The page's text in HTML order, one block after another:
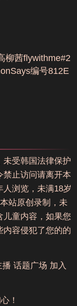
柳茜flywithme#2
编号812E
未受韩国法律保护
禁止访问请离开本
浏览，未满18岁
站原创录制，未
儿童内容，如果您
内容侵犯了您的的
播 话题广场 加入
！